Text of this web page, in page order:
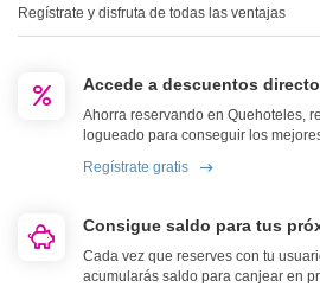
Regístrate y disfruta de todas las ventajas
Accede a descuentos
Ahorra reservando en Quehoteles,
logueado para conseguir los
Regístrate gratis
Consigue saldo para tus
Cada vez que reserves con tu
acumularás saldo para canjear en